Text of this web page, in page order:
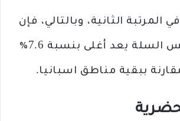
المرتبة الثانية، وبالتالي، فإن
نفس شراء نفس السلة يعد أغلى بنسبة 7.6٪
ببقية مناطق اسبانيا.